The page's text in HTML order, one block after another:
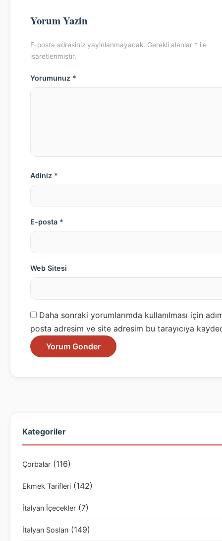
Yorum Yazin
E-posta adresiniz yayinlanmayacak. Gerekli alanlar * ile
isaretlenmistir.
Yorumunuz *
Adiniz *
E-posta *
Web Sitesi
Daha sonraki yorumlarımda kullanılması için
posta adresim ve site adresim bu tarayıcıya
Kategoriler
Çorbalar (116)
Ekmek Tarifleri (142)
İtalyan İçecekler (7)
İtalyan Sosları (149)